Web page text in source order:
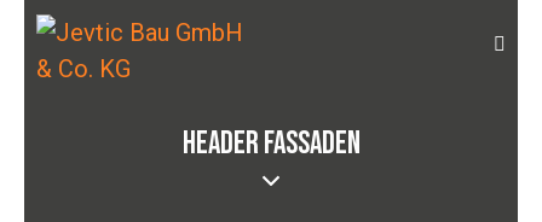
HEADER FASSADEN